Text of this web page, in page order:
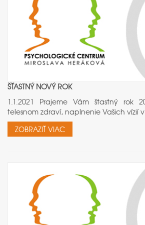
ŠŤASTNÝ NOVÝ ROK
1.1.2021 Prajeme Vám štastný rok
telesnom zdraví, naplnenie Vašich vízií
ZOBRAZIŤ VIAC